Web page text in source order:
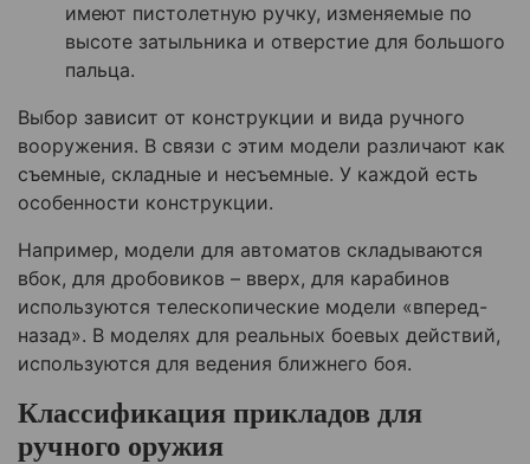
имеют пистолетную ручку, изменяемые по
высоте затыльника и отверстие для большого
пальца.
Выбор зависит от конструкции и вида ручного
вооружения. В связи с этим модели различают как
съемные, складные и несъемные. У каждой есть
особенности конструкции.
Например, модели для автоматов складываются
вбок, для дробовиков – вверх, для карабинов
используются телескопические модели «вперед-
назад». В моделях для реальных боевых действий,
используются для ведения ближнего боя.
Классификация прикладов для
ручного оружия